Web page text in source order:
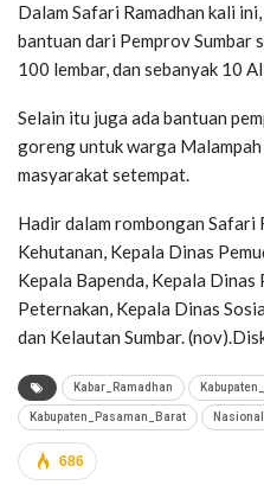
Dalam Safari Ramadhan kali
bantuan dari Pemprov Sumbar
100 lembar, dan sebanyak 10
Selain itu juga ada bantuan
goreng untuk warga
masyarakat setempat.
Hadir dalam rombongan Safari
Kehutanan, Kepala Dinas
Kepala Bapenda, Kepala
Peternakan, Kepala Dinas
dan Kelautan Sumbar.
Kabar_Ramadhan
Kabupaten_Pasaman_Barat Nasional
686